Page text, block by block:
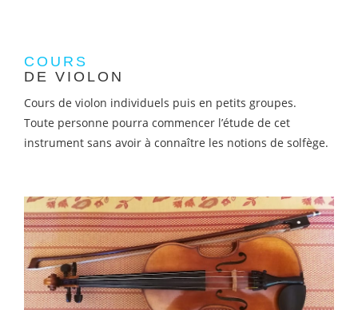
COURS
DE VIOLON
Cours de violon individuels puis en petits groupes.
Toute personne pourra commencer l’étude de cet
instrument sans avoir à connaître les notions de solfège.